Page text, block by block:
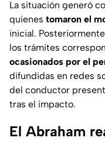
La situación generó
quienes tomaron el
inicial.
los trámites
ocasionados por el
difundidas en redes
del conductor
tras el impacto.
El Abraham